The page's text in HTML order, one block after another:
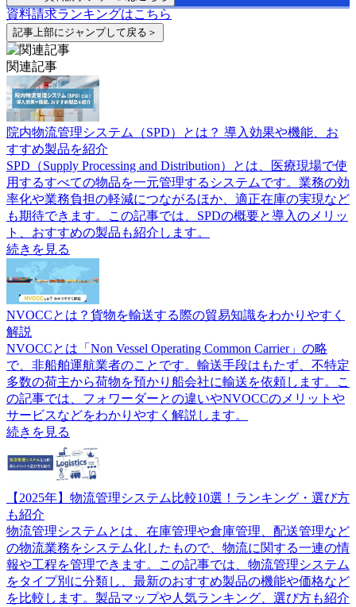
資料請求ランキングはこちら
記事上部にジャンプして戻る＞
関連記事
院内物流管理システム（SPD）とは？ 導入効果や機能、お
すすめ製品を紹介
SPD（Supply Processing and Distribution）とは、医療現場で使
用するすべての物品を一元管理するシステムです。業務の効
率化や業務負担の軽減につながるほか、適正在庫の実現など
も期待できます。この記事では、SPDの概要と導入のメリッ
ト、おすすめの製品も紹介します。
続きを見る
NVOCCとは？貨物を輸送する際の貿易知識をわかりやすく
解説
NVOCCとは「Non Vessel Operating Common Carrier」の略
で、非船舶運航業者のことです。輸送手段はもたず、不特定
多数の荷主から荷物を預かり船会社に輸送を依頼します。こ
の記事では、フォワーダーとの違いやNVOCCのメリットや
サービスなどをわかりやすく解説します。
続きを見る
【2025年】物流管理システム比較10選！ランキング・選び方
も紹介
物流管理システムとは、在庫管理や倉庫管理、配送管理など
の物流業務をシステム化したもので、物流に関する一連の情
報や工程を管理できます。この記事では、物流管理システム
をタイプ別に分類し、最新のおすすめ製品の機能や価格など
を比較します。製品マップや人気ランキング、選び方も紹介